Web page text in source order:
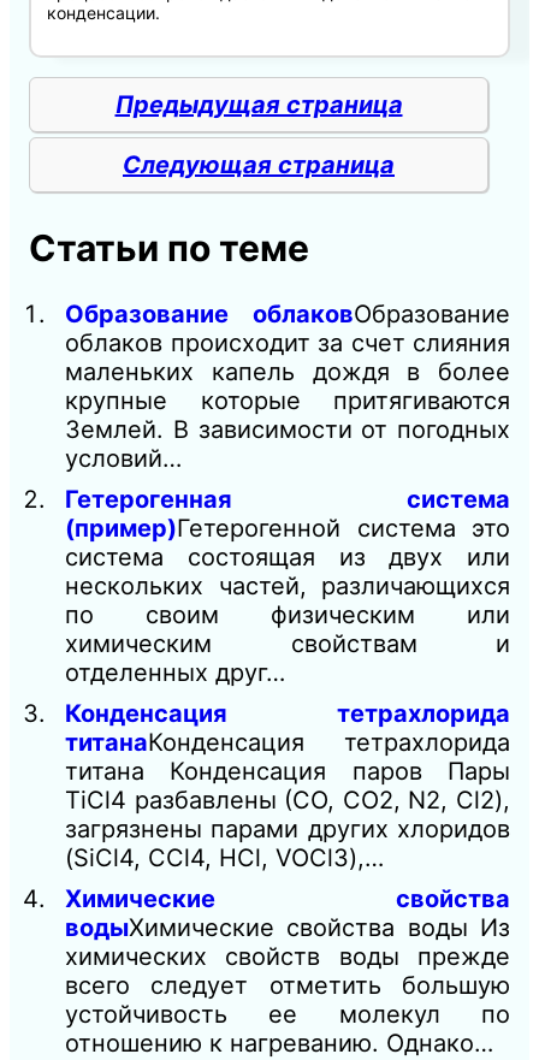
конденсации.
Предыдущая страница
Следующая страница
Статьи по теме
Образование облаковОбразование
облаков происходит за счет слияния
маленьких капель дождя в более
крупные которые притягиваются
Землей. В зависимости от погодных
условий…
Гетерогенная система
(пример)Гетерогенной система это
система состоящая из двух или
нескольких частей, различающихся
по своим физическим или
химическим свойствам и
отделенных друг…
Конденсация тетрахлорида
титанаКонденсация тетрахлорида
титана Конденсация паров Пары
ТіСl4 разбавлены (СО, СO2, N2, Сl2),
загрязнены парами других хлоридов
(SiCl4, ССl4, НСl, VOCl3),…
Химические свойства
водыХимические свойства воды Из
химических свойств воды прежде
всего следует отметить большую
устойчивость ее молекул по
отношению к нагреванию. Однако…